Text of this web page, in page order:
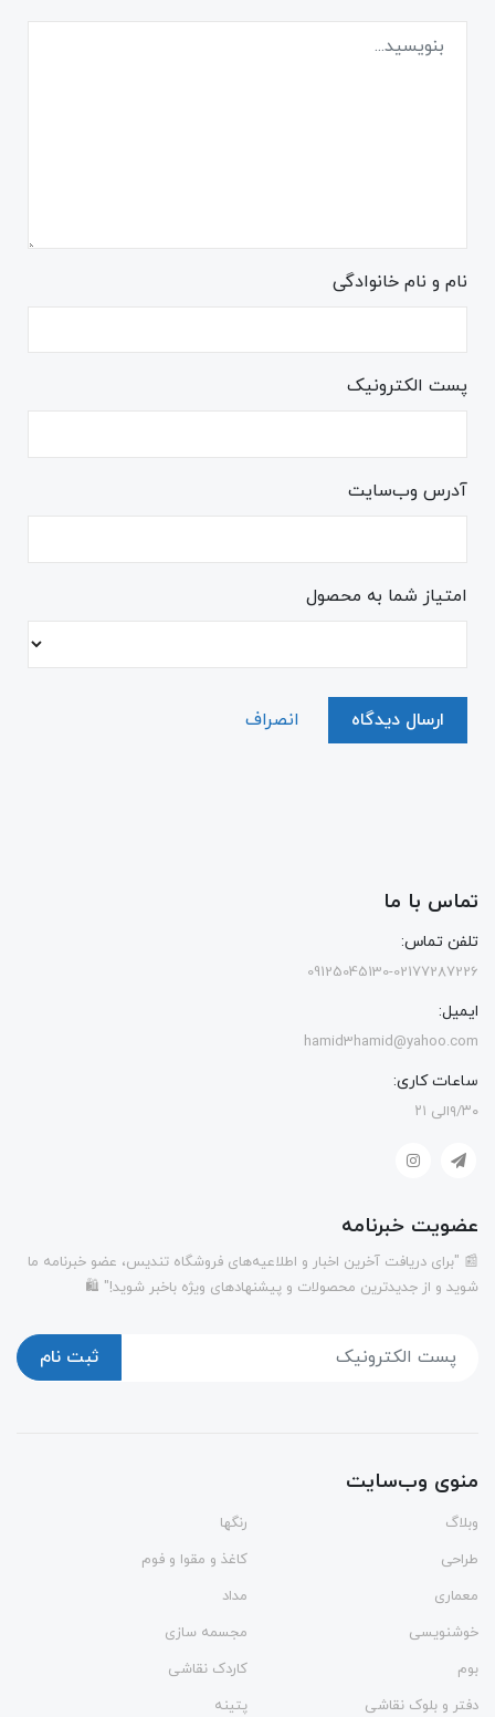
نام و نام خانوادگی
پست الکترونیک
آدرس وب‌سایت
امتیاز شما به محصول
ارسال دیدگاه انصراف
تماس با ما
تلفن تماس:
09125045130-02177287226
ایمیل:
hamid3hamid@yahoo.com
ساعات کاری:
۹/۳۰الی ۲۱
عضویت خبرنامه
📰 "برای دریافت آخرین اخبار و اطلاعیه‌های فروشگاه تندیس، عضو خبرنامه ما
شوید و از جدیدترین محصولات و پیشنهادهای ویژه باخبر شوید!" 🛍️
ثبت نام
منوی وب‌سایت
وبلاگ
رنگها
طراحی
کاغذ و مقوا و فوم
معماری
مداد
خوشنویسی
مجسمه سازی
بوم
کاردک نقاشی
دفتر و بلوک نقاشی
پتینه